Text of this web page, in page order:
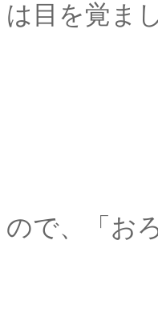
は目を覚ま
一拍遅
おはよ
ので、「お
「薫殿